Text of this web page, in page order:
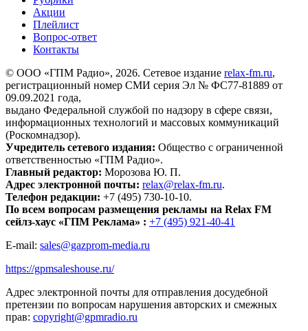
Акции
Плейлист
Вопрос-ответ
Контакты
© ООО «ГПМ Радио», 2026. Сетевое издание relax-fm.ru,
регистрационный номер СМИ серия Эл № ФС77-81889 от
09.09.2021 года,
выдано Федеральной службой по надзору в сфере связи,
информационных технологий и массовых коммуникаций
(Роскомнадзор).
Учредитель сетевого издания: Общество с ограниченной
ответственностью «ГПМ Радио».
Главный редактор: Морозова Ю. П.
Адрес электронной почты: relax@relax-fm.ru.
Телефон редакции: +7 (495) 730-10-10.
По всем вопросам размещения рекламы на Relax FM
сейлз-хаус «ГПМ Реклама» : +7 (495) 921-40-41
E-mail: sales@gazprom-media.ru
https://gpmsaleshouse.ru/
Адрес электронной почты для отправления досудебной
претензии по вопросам нарушения авторских и смежных
прав: copyright@gpmradio.ru